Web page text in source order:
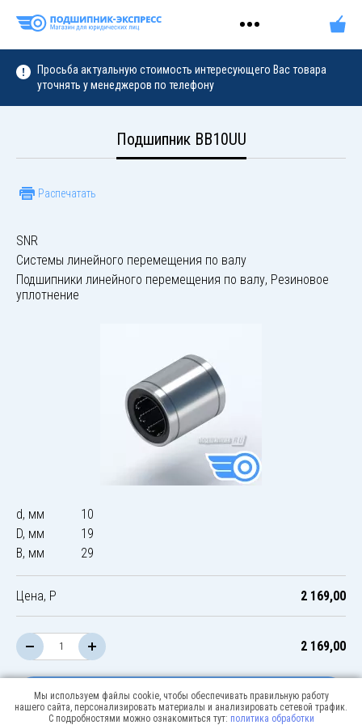
Просьба актуальную стоимость интересующего Вас товара
уточнять у менеджеров по телефону
Подшипник BB10UU
Распечатать
SNR
Системы линейного перемещения по валу
Подшипники линейного перемещения по валу, Резиновое
уплотнение
d, мм
10
D, мм
19
B, мм
29
Цена, Р 2 169,00
2 169,00
В корзину
Мы используем файлы cookie, чтобы обеспечивать правильную работу
нашего сайта, персонализировать материалы и анализировать сетевой трафик.
С подробностями можно ознакомиться тут: политика обработки